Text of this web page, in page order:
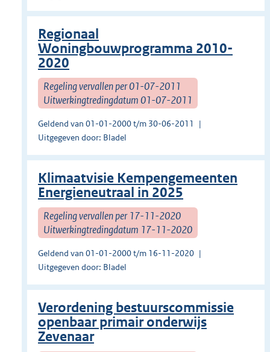
Regionaal
Woningbouwprogramma 2010-
2020
Regeling vervallen per 01-07-2011
Uitwerkingtredingdatum 01-07-2011
Geldend van 01-01-2000 t/m 30-06-2011
Uitgegeven door: Bladel
Klimaatvisie Kempengemeenten
Energieneutraal in 2025
Regeling vervallen per 17-11-2020
Uitwerkingtredingdatum 17-11-2020
Geldend van 01-01-2000 t/m 16-11-2020
Uitgegeven door: Bladel
Verordening bestuurscommissie
openbaar primair onderwijs
Zevenaar